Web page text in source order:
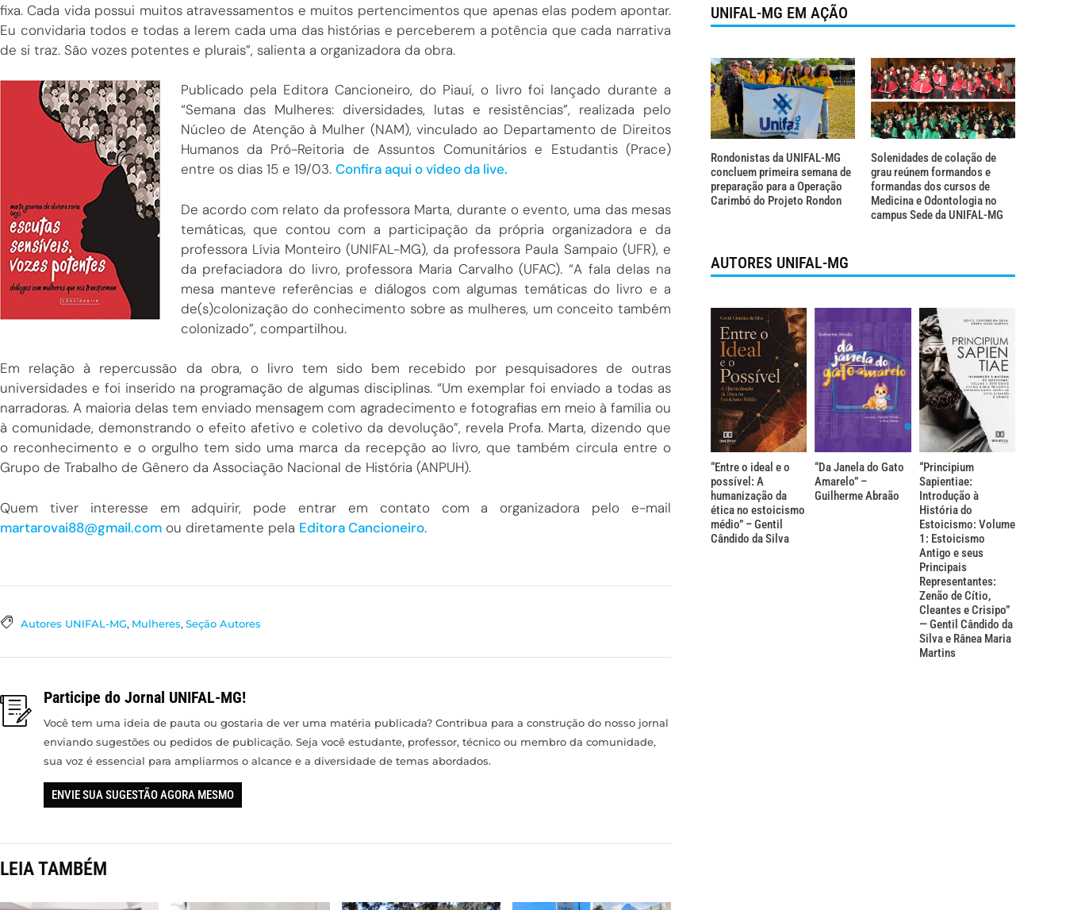
fixa. Cada vida possui muitos atravessamentos e muitos pertencimentos que apenas elas podem apontar.
Eu convidaria todos e todas a lerem cada uma das histórias e perceberem a potência que cada narrativa
de si traz. São vozes potentes e plurais”, salienta a organizadora da obra.
Publicado pela Editora Cancioneiro, do Piauí, o livro foi lançado durante a
“Semana das Mulheres: diversidades, lutas e resistências”, realizada pelo
Núcleo de Atenção à Mulher (NAM), vinculado ao Departamento de Direitos
Humanos da Pró-Reitoria de Assuntos Comunitários e Estudantis (Prace)
entre os dias 15 e 19/03. Confira aqui o vídeo da live.
De acordo com relato da professora Marta, durante o evento, uma das mesas
temáticas, que contou com a participação da própria organizadora e da
professora Lívia Monteiro (UNIFAL-MG), da professora Paula Sampaio (UFR), e
da prefaciadora do livro, professora Maria Carvalho (UFAC). “A fala delas na
mesa manteve referências e diálogos com algumas temáticas do livro e a
de(s)colonização do conhecimento sobre as mulheres, um conceito também
colonizado”, compartilhou.
Em relação à repercussão da obra, o livro tem sido bem recebido por pesquisadores de outras
universidades e foi inserido na programação de algumas disciplinas. “Um exemplar foi enviado a todas as
narradoras. A maioria delas tem enviado mensagem com agradecimento e fotografias em meio à família ou
à comunidade, demonstrando o efeito afetivo e coletivo da devolução”, revela Profa. Marta, dizendo que
o reconhecimento e o orgulho tem sido uma marca da recepção ao livro, que também circula entre o
Grupo de Trabalho de Gênero da Associação Nacional de História (ANPUH).
Quem tiver interesse em adquirir, pode entrar em contato com a organizadora pelo e-mail
martarovai88@gmail.com ou diretamente pela Editora Cancioneiro.
Autores UNIFAL-MG, Mulheres, Seção Autores
Participe do Jornal UNIFAL-MG!
Você tem uma ideia de pauta ou gostaria de ver uma matéria publicada? Contribua para a construção do nosso jornal
enviando sugestões ou pedidos de publicação. Seja você estudante, professor, técnico ou membro da comunidade,
sua voz é essencial para ampliarmos o alcance e a diversidade de temas abordados.
ENVIE SUA SUGESTÃO AGORA MESMO
LEIA TAMBÉM
UNIFAL-MG EM AÇÃO
Rondonistas da UNIFAL-MG
concluem primeira semana de
preparação para a Operação
Carimbó do Projeto Rondon
Solenidades de colação de
grau reúnem formandos e
formandas dos cursos de
Medicina e Odontologia no
campus Sede da UNIFAL-MG
AUTORES UNIFAL-MG
“Entre o ideal e o
possível: A
humanização da
ética no estoicismo
médio” – Gentil
Cândido da Silva
“Da Janela do Gato
Amarelo” –
Guilherme Abraão
“Principium
Sapientiae:
Introdução à
História do
Estoicismo: Volume
1: Estoicismo
Antigo e seus
Principais
Representantes:
Zenão de Cítio,
Cleantes e Crisipo”
— Gentil Cândido da
Silva e Rânea Maria
Martins